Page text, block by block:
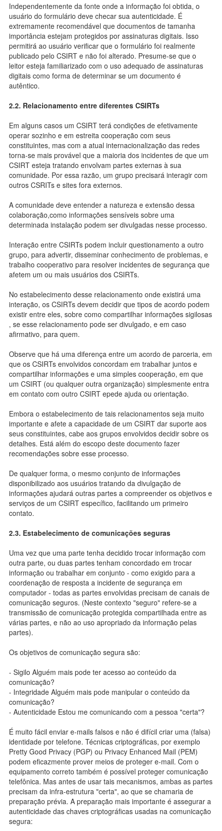
Independentemente da fonte onde a informação foi obtida, o
usuário do formulário deve checar sua autenticidade. É
extremamente recomendável que documentos de tamanha
importância estejam protegidos por assinaturas digitais. Isso
permitirá ao usuário verificar que o formulário foi realmente
publicado pelo CSIRT e não foi alterado. Presume-se que o
leitor esteja familiarizado com o uso adequado de assinaturas
digitais como forma de determinar se um documento é
autêntico.
2.2. Relacionamento entre diferentes CSIRTs
Em alguns casos um CSIRT terá condições de efetivamente
operar sozinho e em estreita cooperação com seus
constituintes, mas com a atual internacionalização das redes
torna-se mais provável que a maioria dos incidentes de que um
CSIRT esteja tratando envolvam partes externas à sua
comunidade. Por essa razão, um grupo precisará interagir com
outros CSRITs e sites fora externos.
A comunidade deve entender a natureza e extensão dessa
colaboração,como informações sensíveis sobre uma
determinada instalação podem ser divulgadas nesse processo.
Interação entre CSIRTs podem incluir questionamento a outro
grupo, para advertir, disseminar conhecimento de problemas, e
trabalho cooperativo para resolver incidentes de segurança que
afetem um ou mais usuários dos CSIRTs.
No estabelecimento desse relacionamento onde existirá uma
interação, os CSIRTs devem decidir que tipos de acordo podem
existir entre eles, sobre como compartilhar informações sigilosas
, se esse relacionamento pode ser divulgado, e em caso
afirmativo, para quem.
Observe que há uma diferença entre um acordo de parceria, em
que os CSIRTs envolvidos concordam em trabalhar juntos e
compartilhar informações e uma simples cooperação, em que
um CSIRT (ou qualquer outra organização) simplesmente entra
em contato com outro CSIRT epede ajuda ou orientação.
Embora o estabelecimento de tais relacionamentos seja muito
importante e afete a capacidade de um CSIRT dar suporte aos
seus constituintes, cabe aos grupos envolvidos decidir sobre os
detalhes. Está além do escopo deste documento fazer
recomendações sobre esse processo.
De qualquer forma, o mesmo conjunto de informações
disponibilizado aos usuários tratando da divulgação de
informações ajudará outras partes a compreender os objetivos e
serviços de um CSIRT específico, facilitando um primeiro
contato.
2.3. Estabelecimento de comunicações seguras
Uma vez que uma parte tenha decidido trocar informação com
outra parte, ou duas partes tenham concordado em trocar
informação ou trabalhar em conjunto - como exigido para a
coordenação de resposta a incidente de segurança em
computador - todas as partes envolvidas precisam de canais de
comunicação seguros. (Neste contexto "seguro" refere-se a
transmissão de comunicação protegida compartilhada entre as
várias partes, e não ao uso apropriado da informação pelas
partes).
Os objetivos de comunicação segura são:
- Sigilo Alguém mais pode ter acesso ao conteúdo da
comunicação?
- Integridade Alguém mais pode manipular o conteúdo da
comunicação?
- Autenticidade Estou me comunicando com a pessoa "certa"?
É muito fácil enviar e-mails falsos e não é difícil criar uma (falsa)
identidade por telefone. Técnicas criptográficas, por exemplo
Pretty Good Privacy (PGP) ou Privacy Enhanced Mail (PEM)
podem eficazmente prover meios de proteger e-mail. Com o
equipamento correto também é possível proteger comunicação
telefônica. Mas antes de usar tais mecanismos, ambas as partes
precisam da infra-estrutura "certa", ao que se chamaria de
preparação prévia. A preparação mais importante é assegurar a
autenticidade das chaves criptográficas usadas na comunicação
segura: